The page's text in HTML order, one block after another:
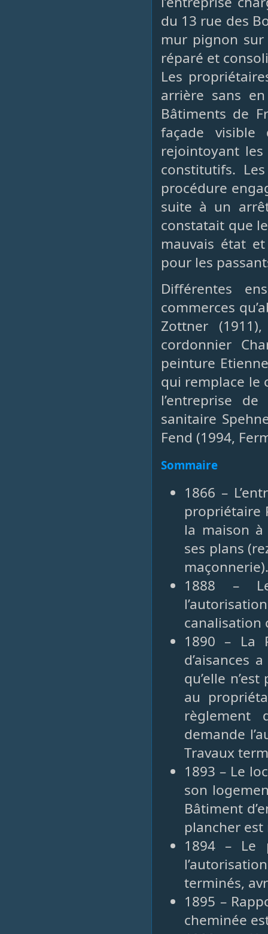
du 13 rue des
mur pignon
réparé et
Les
arrière sans en
Bâtiments de
façade
rejointoyant
constitutifs.
procédure
suite à un
constatait que
mauvais état
pour les
Différentes
commerces
Zottner
cordonnier
peinture
qui remplace le
l’entreprise
sanitaire
Fend (1994,
Sommaire
1866 –
propriétaire
la maison
ses plans
1888 –
canalisation
1890 – La
d’aisances
qu’elle
au
règlement
demande
Travaux
1893 – Le
son
Bâtiment
plancher
1894 – Le
terminés,
1895 –
cheminée